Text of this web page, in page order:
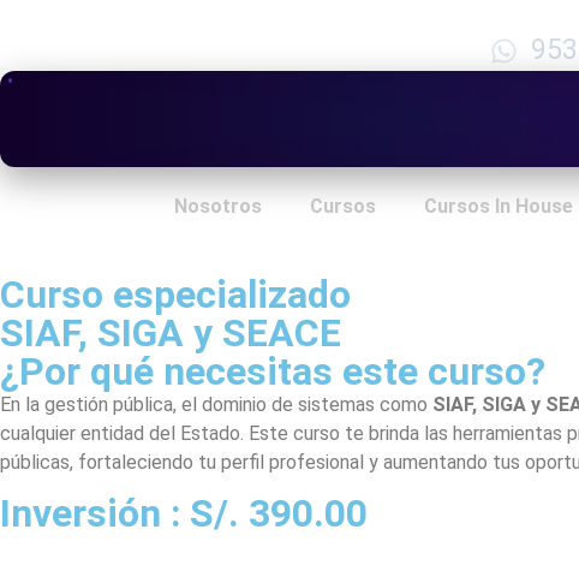
Nosotros Cursos Cursos In House
Curso especializado
SIAF, SIGA y SEACE
¿Por qué necesitas este curso?
En la gestión pública, el dominio de sistemas como SIAF, SIGA y
cualquier entidad del Estado. Este curso te brinda las
públicas, fortaleciendo tu perfil profesional y aumentando tus
Inversión : S/. 390.00